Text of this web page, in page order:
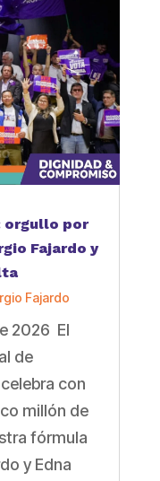
orgullo por
Fajardo y
Fajardo
2026 El
de
con
millón de
fórmula
y Edna